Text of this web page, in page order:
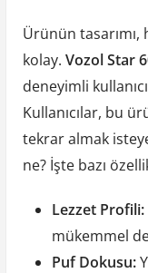
Ürünün tasarımı,
kolay. Vozol Star
deneyimli
Kullanıcılar, bu
tekrar almak
ne? İşte bazı
Lezzet Profili:
mükemmel
Puf Dokusu: